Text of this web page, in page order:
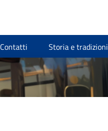
Contatti Storia e tradizioni